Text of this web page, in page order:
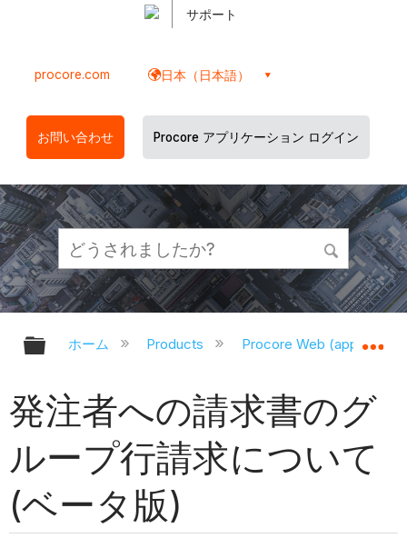
サポート
procore.com 日本（日本語）
お問い合わせ Procore アプリケーション ログイン
グローバル階層を展開/折りたたむ
ホーム Products Procore Web
発注者への請求書のグ
ループ行請求について
(ベータ版)